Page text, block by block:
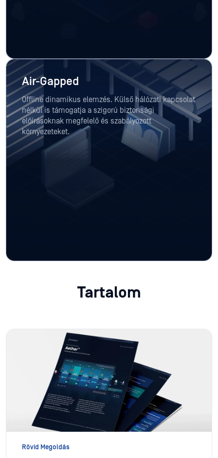
Air-Gapped
Offline dinamikus elemzés. Külső hálózati kapcsolat
nélkül is támogatja a szigorú biztonsági
előírásoknak megfelelő és szabályozott
környezeteket.
Tartalom
Rövid Megoldás